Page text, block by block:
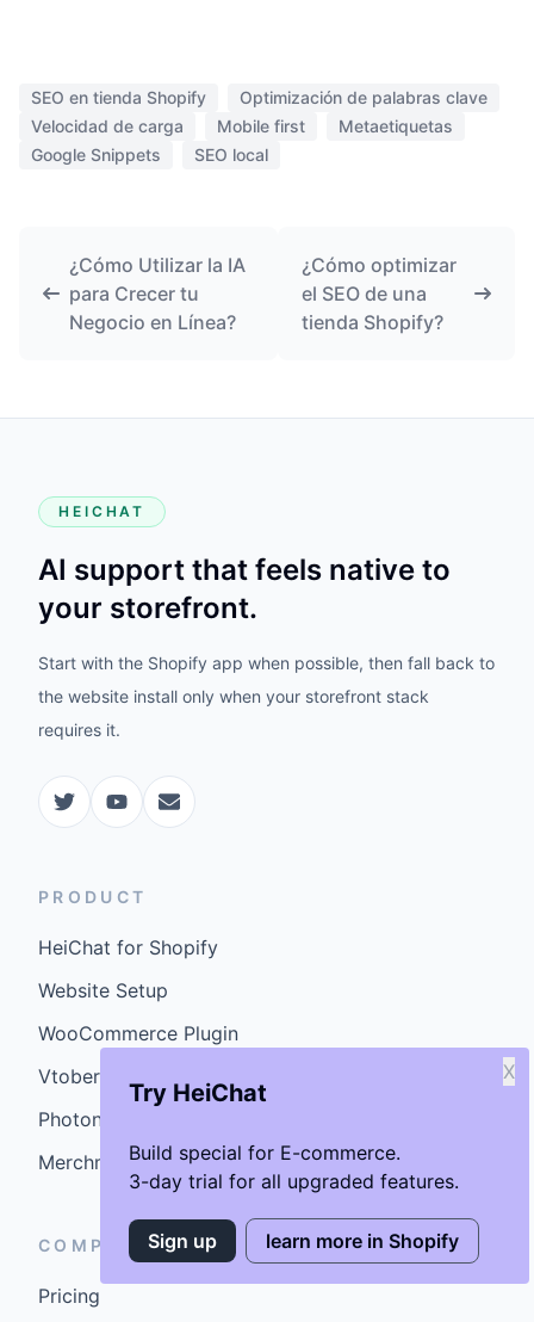
Try HeiChat
Build special for E-commerce.
3-day trial for all upgraded features.
X
Sign up learn more in Shopify
SEO en tienda Shopify
Optimización de palabras clave
Velocidad de carga
Mobile first
Metaetiquetas
Google Snippets
SEO local
¿Cómo Utilizar la IA
para Crecer tu
Negocio en Línea?
¿Cómo optimizar
el SEO de una
tienda Shopify?
HEICHAT
AI support that feels native to
your storefront.
Start with the Shopify app when possible, then fall back to
the website install only when your storefront stack
requires it.
PRODUCT
HeiChat for Shopify
Website Setup
WooCommerce Plugin
Vtober
Photoniex
MerchmindAI
COMPANY
Pricing